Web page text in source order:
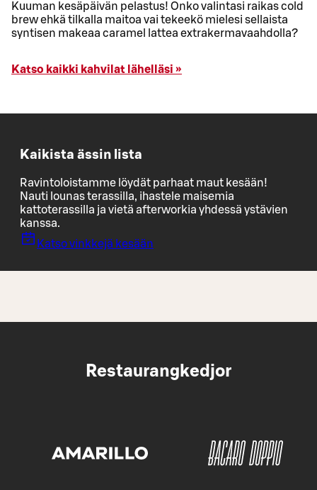
Kuuman kesäpäivän pelastus! Onko valintasi raikas cold
brew ehkä tilkalla maitoa vai tekeekö mielesi sellaista
syntisen makeaa caramel lattea extrakermavaahdolla?
Katso kaikki kahvilat lähelläsi »
Kaikista ässin lista
Ravintoloistamme löydät parhaat maut kesään!
Nauti lounas terassilla, ihastele maisemia
kattoterassilla ja vietä afterworkia yhdessä ystävien
kanssa.
Katso vinkkejä kesään
Restaurangkedjor